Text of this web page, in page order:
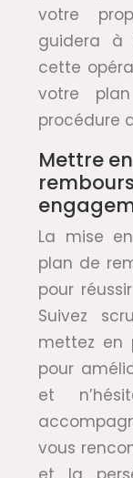
votre
guidera à
cette
votre
procédure
Mettre
La mise
plan de
pour
Suivez
mettez en
pour
et
vous